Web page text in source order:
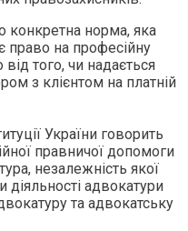
конкретна норма, яка
право на професійну
того, чи надається
з клієнтом на платній
України говорить
правничої допомоги
незалежність якої
адвокатури
та адвокатську